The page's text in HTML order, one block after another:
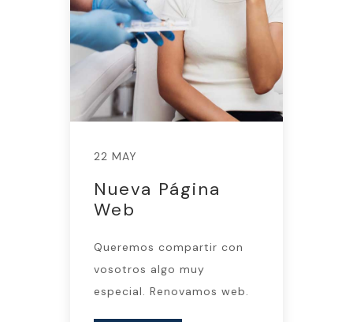
22 MAY
Nueva Página
Web
Queremos compartir con
vosotros algo muy
especial. Renovamos web.